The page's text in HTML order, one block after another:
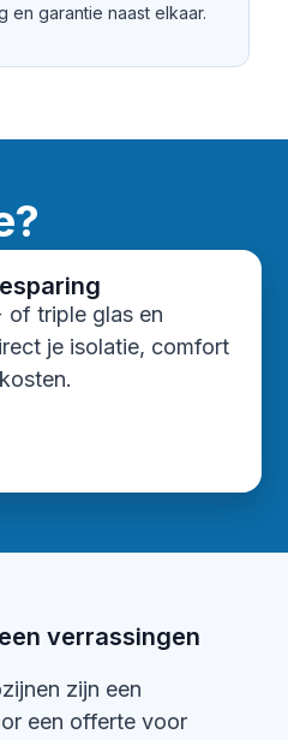
en garantie naast elkaar.
of triple glas en
je isolatie, comfort
verrassingen
zijn een
een offerte voor